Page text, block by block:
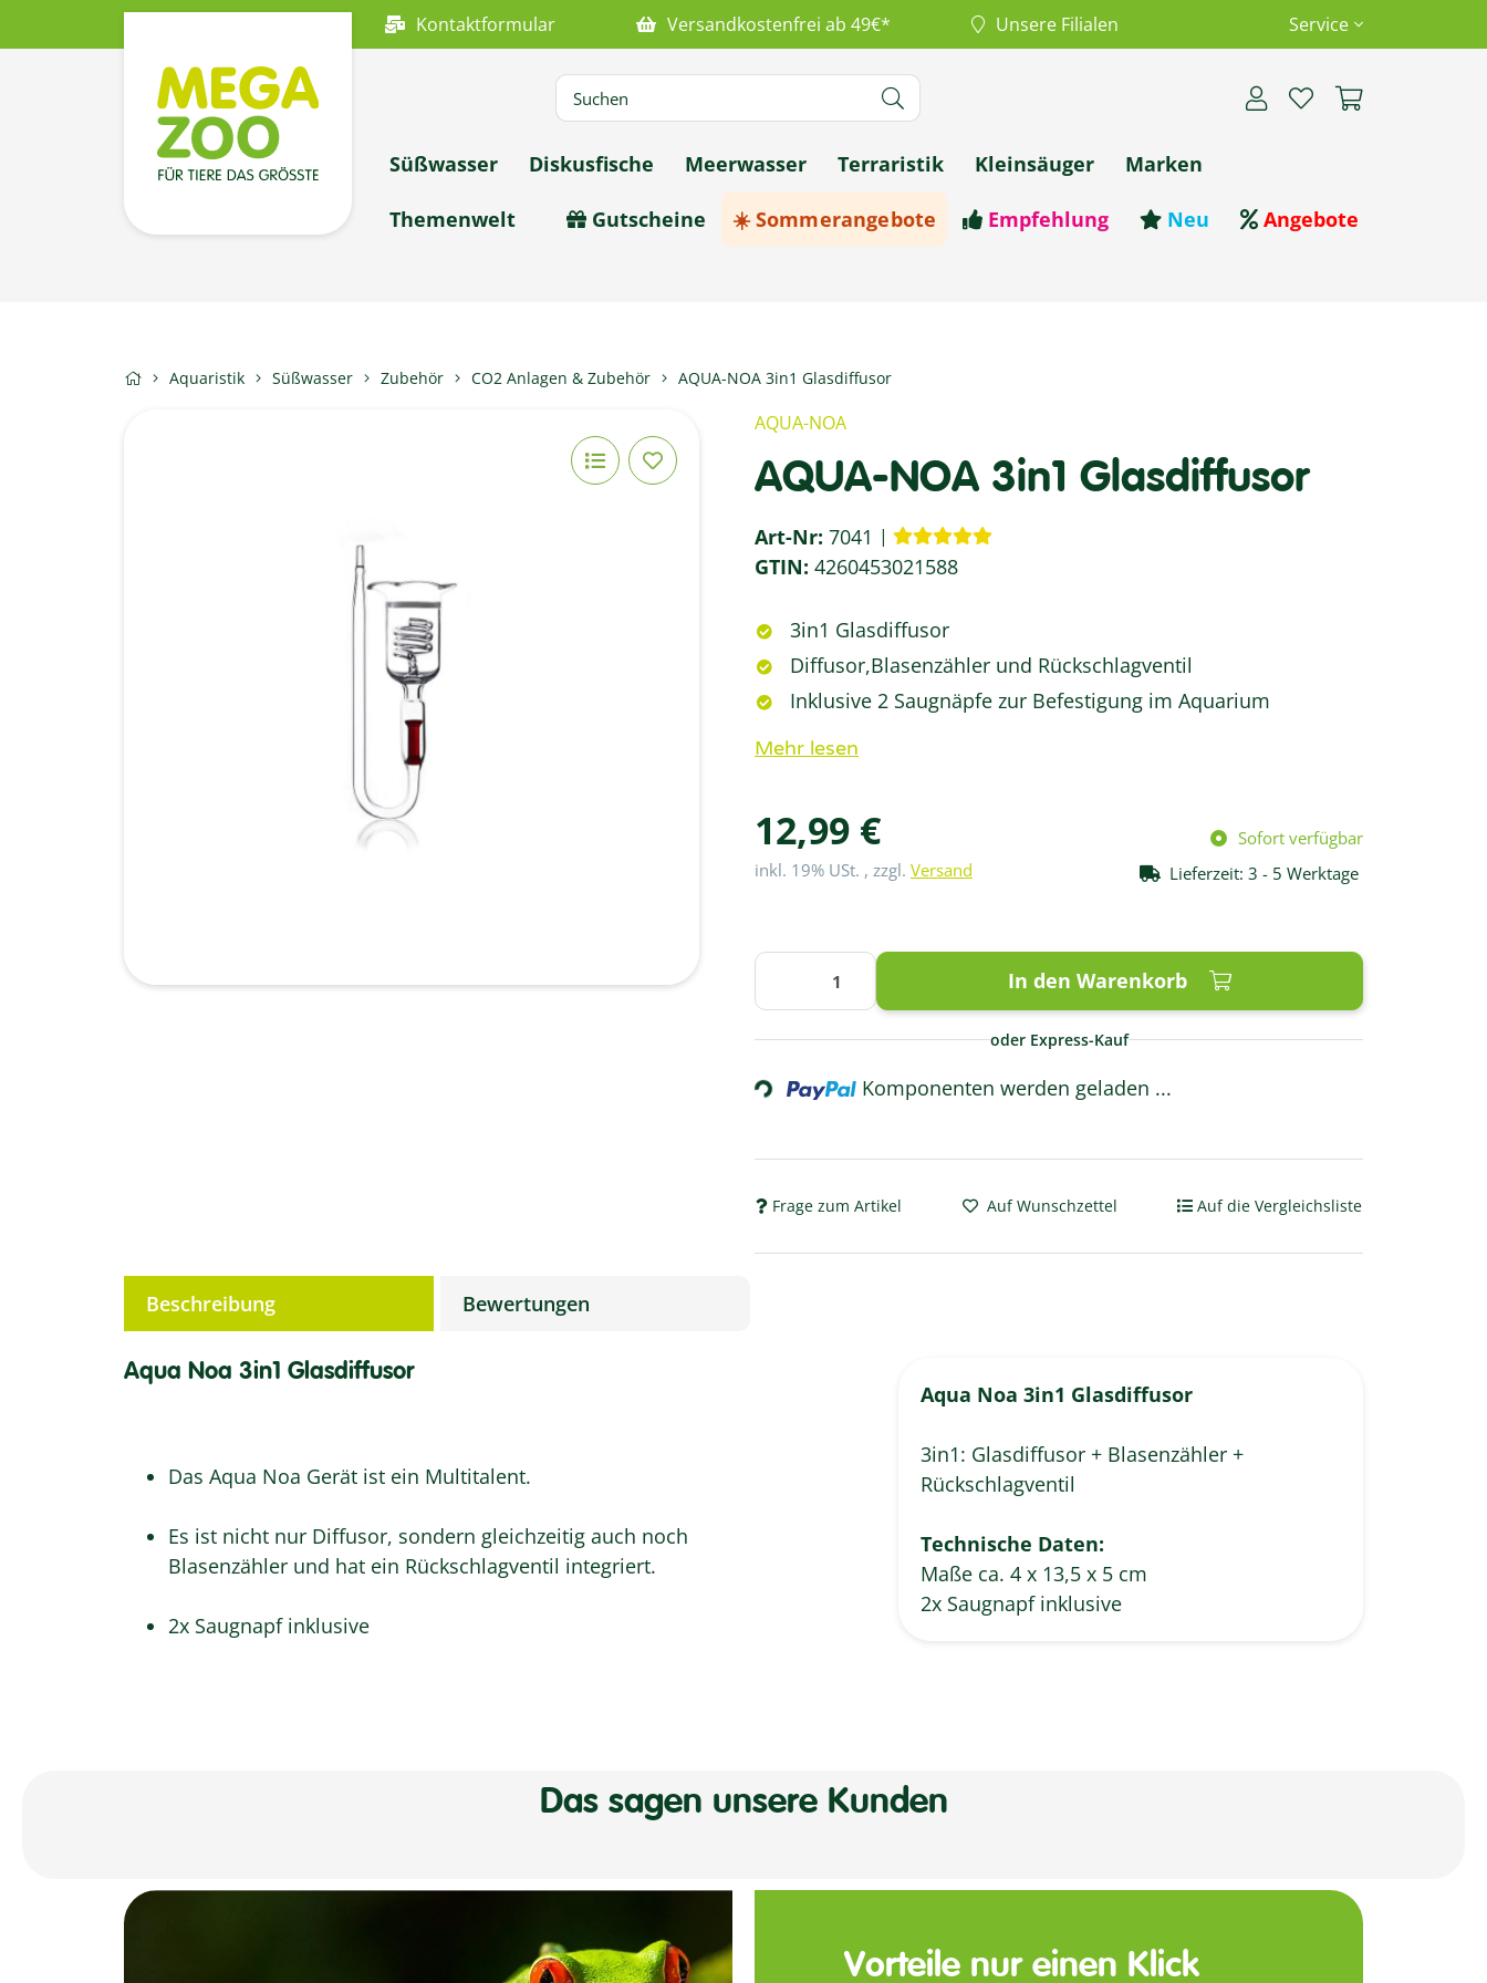
Kontaktformular Versandkostenfrei ab 49€* Unsere Filialen Service
Süßwasser Diskusfische Meerwasser Terraristik Kleinsäuger Marken
Themenwelt Gutscheine ☀️ Sommerangebote Empfehlung Neu Angebote
Aquaristik Süßwasser Zubehör CO2 Anlagen & Zubehör AQUA-NOA 3in1 Glasdiffusor
AQUA-NOA
AQUA-NOA 3in1 Glasdiffusor
Art-Nr: 7041
GTIN: 4260453021588
3in1 Glasdiffusor
Diffusor,Blasenzähler und Rückschlagventil
Inklusive 2 Saugnäpfe zur Befestigung im Aquarium
Mehr lesen
12,99 €
inkl. 19% USt. , zzgl. Versand
Sofort verfügbar
Lieferzeit: 3 - 5 Werktage
In den Warenkorb
oder Express-Kauf
Loading... Komponenten werden geladen ...
Frage zum Artikel Auf Wunschzettel Auf die Vergleichsliste
weitere Registerkarten anzeigen
Beschreibung Bewertungen
Aqua Noa 3in1 Glasdiffusor
Das Aqua Noa Gerät ist ein Multitalent.
Es ist nicht nur Diffusor, sondern gleichzeitig auch noch
Blasenzähler und hat ein Rückschlagventil integriert.
2x Saugnapf inklusive
Aqua Noa 3in1 Glasdiffusor
3in1: Glasdiffusor + Blasenzähler +
Rückschlagventil
Technische Daten:
Maße ca. 4 x 13,5 x 5 cm
2x Saugnapf inklusive
Das sagen unsere Kunden
Vorteile nur einen Klick